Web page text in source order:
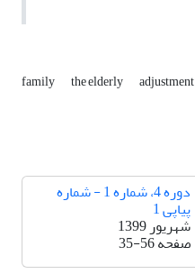
family the elderly adjustment
دوره 4، شماره 1 - شماره
پیاپی 1
شهریور 1399
صفحه35-56